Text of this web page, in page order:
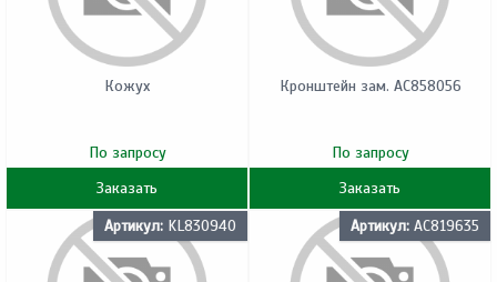
Кожух
По запросу
Заказать
Кронштейн зам. AC858056
По запросу
Заказать
Артикул: KL830940 Артикул: AC819635